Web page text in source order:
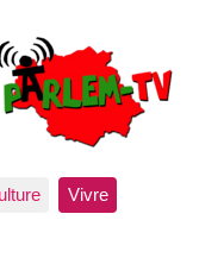
Vivre